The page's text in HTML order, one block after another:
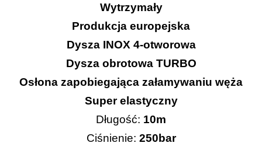
Wytrzymały
Produkcja europejska
Dysza INOX 4-otworowa
Dysza obrotowa TURBO
Osłona zapobiegająca załamywaniu węża
Super elastyczny
Długość: 10m
Ciśnienie: 250bar